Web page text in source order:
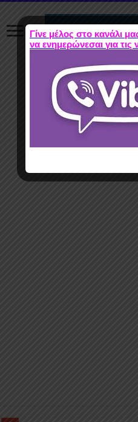
Γίνε μέλος στο κανάλι
να ενημερώνεσαι για τις